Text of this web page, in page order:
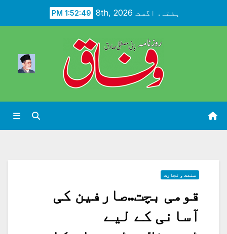
ہفتہ. اگست 8th, 2026 1:52:51 PM
صنعت و تجارت
قومی بچت..صارفین کی
آسانی کے لیے